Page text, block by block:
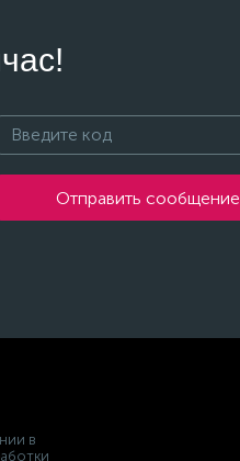
Отправить сообщение
в